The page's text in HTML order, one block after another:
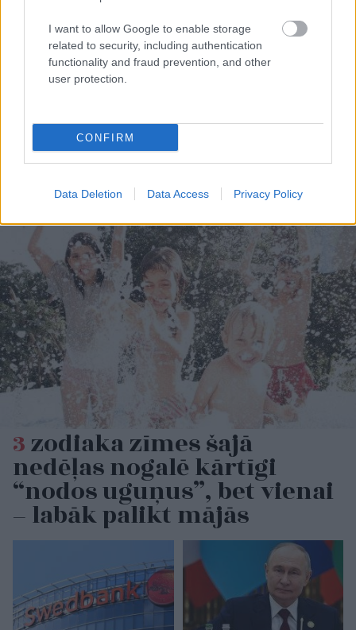
I want to allow Google to enable storage
related to security, including authentication
functionality and fraud prevention, and other
user protection.
CONFIRM
Data Deletion Data Access Privacy Policy
pastāv tāds
“nekaitīgs” alkohols?
Zinātnieki kliedē
nonāk uzmanības
superdārgu pulksteni
3zodiaka zīmes šajā
nedēļas nogalē kārtīgi
“nodos uguņus”, bet vienai
– labāk palikt mājās